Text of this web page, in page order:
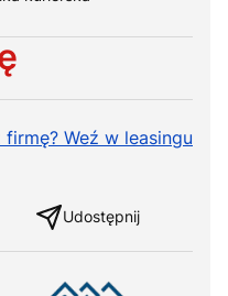
firmę? Weź w leasingu
Udostępnij